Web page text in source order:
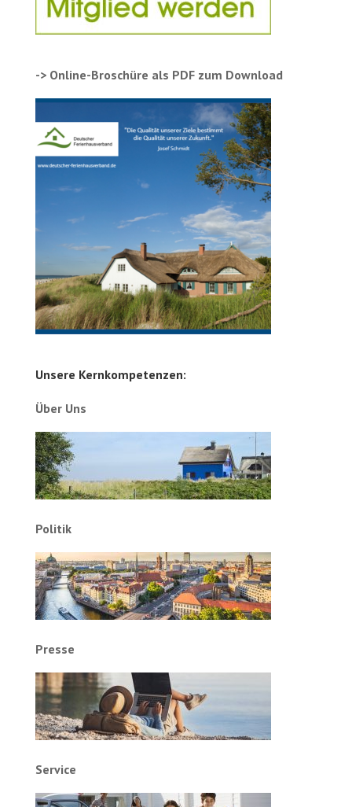
-> Online-Broschüre als PDF zum Download
Unsere Kernkompetenzen:
Über Uns
Politik
Presse
Service